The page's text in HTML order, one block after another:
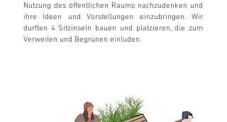
Nutzung des öffentlichen Raums nachzudenken und
ihre Ideen und Vorstellungen einzubringen. Wir
durften 4 Sitzinseln bauen und platzieren, die zum
Verweilen und Begrünen einluden.